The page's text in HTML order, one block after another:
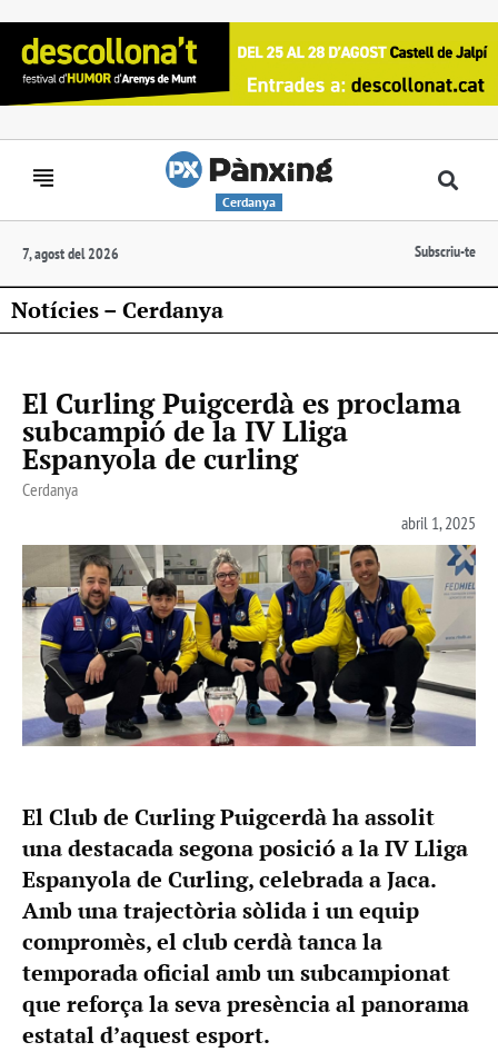
Cerdanya
7, agost del 2026 Subscriu-te
Notícies – Cerdanya
El Curling Puigcerdà es proclama
subcampió de la IV Lliga
Espanyola de curling
Cerdanya
abril 1, 2025
El Club de Curling Puigcerdà ha assolit
una destacada segona posició a la IV Lliga
Espanyola de Curling, celebrada a Jaca.
Amb una trajectòria sòlida i un equip
compromès, el club cerdà tanca la
temporada oficial amb un subcampionat
que reforça la seva presència al panorama
estatal d’aquest esport.